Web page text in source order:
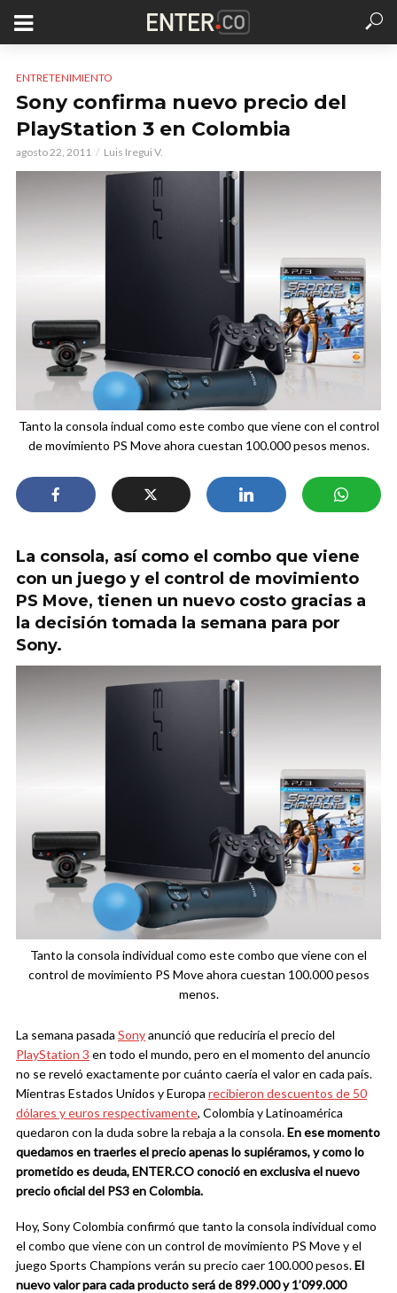
ENTRETENIMIENTO
Sony confirma nuevo precio del
PlayStation 3 en Colombia
agosto 22, 2011 Luis Iregui V.
Tanto la consola indual como este combo que viene con el control
de movimiento PS Move ahora cuestan 100.000 pesos menos.
La consola, así como el combo que viene
con un juego y el control de movimiento
PS Move, tienen un nuevo costo gracias a
la decisión tomada la semana para por
Sony.
Tanto la consola individual como este combo que viene con el
control de movimiento PS Move ahora cuestan 100.000 pesos
menos.
La semana pasada Sonyanunció que reduciría el precio del
PlayStation 3 en todo el mundo, pero en el momento del anuncio
no se reveló exactamente por cuánto caería el valor en cada país.
Mientras Estados Unidos y Europa recibieron descuentos de 50
dólares y euros respectivamente, Colombia y Latinoamérica
quedaron con la duda sobre la rebaja a la consola.En ese momento
quedamos en traerles el precio apenas lo supiéramos, y como lo
prometido es deuda, ENTER.CO conoció en exclusiva el nuevo
precio oficial del PS3 en Colombia.
Hoy, Sony Colombia confirmó que tanto la consola individual como
el combo que viene con un control de movimiento PS Move y el
juego Sports Champions verán su precio caer 100.000 pesos.El
nuevo valor para cada producto será de 899.000 y 1’099.000